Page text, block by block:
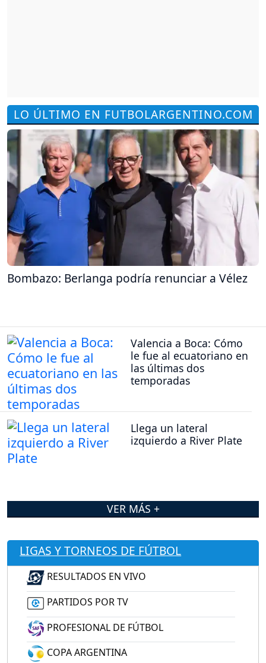
LO ÚLTIMO EN FUTBOLARGENTINO.COM
Bombazo: Berlanga podría renunciar a Vélez
Valencia a Boca: Cómo
le fue al ecuatoriano en
las últimas dos
temporadas
Llega un lateral
izquierdo a River Plate
VER MÁS +
LIGAS Y TORNEOS DE FÚTBOL
RESULTADOS EN VIVO
PARTIDOS POR TV
PROFESIONAL DE FÚTBOL
COPA ARGENTINA